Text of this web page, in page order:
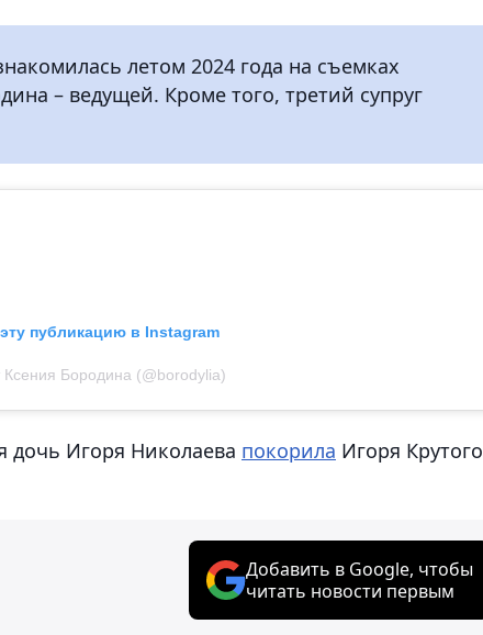
летом 2024 года на съемках
– ведущей. Кроме того, третий супруг
публикацию в Instagram
Ксения Бородина (@borodylia)
дочь Игоря Николаева покорила Игоря Крутого
Добавить в Google, чтобы
читать новости первым